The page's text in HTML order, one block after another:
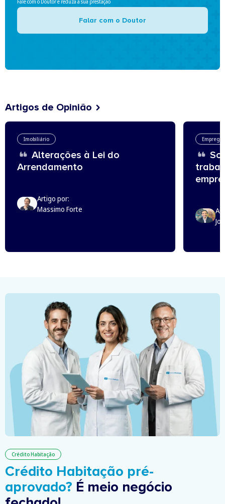
Falar com o Doutor
Artigos de Opinião
Imobiliário
Alterações à Lei do
Arrendamento
Artigo por:
Massimo Forte
Emprego
Crédito Habitação
Crédito Habitação pré-
aprovado? É meio negócio